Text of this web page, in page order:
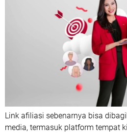
Link afiliasi sebenarnya bisa
media, termasuk platform tempat